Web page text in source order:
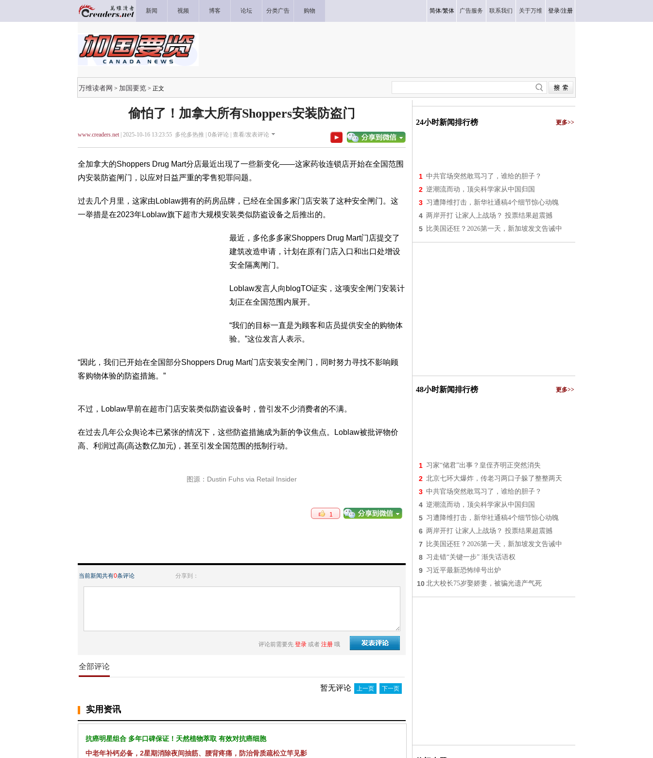
新闻 视频 博客 论坛 分类广告 购物 简体/繁体 广告服务 联系我们 关于万维 登录/注册
万维读者网 > 加国要览 > 正文
偷怕了！加拿大所有Shoppers安装防盗门
www.creaders.net| 2025-10-16 13:23:55 多伦多热推 | 0条评论 | 查看/发表评论
全加拿大的Shoppers Drug Mart分店最近出现了一些新变化——这家药妆连锁店开始在全国范围
内安装防盗闸门，以应对日益严重的零售犯罪问题。
过去几个月里，这家由Loblaw拥有的药房品牌，已经在全国多家门店安装了这种安全闸门。这
一举措是在2023年Loblaw旗下超市大规模安装类似防盗设备之后推出的。
最近，多伦多多家Shoppers Drug Mart门店提交了
建筑改造申请，计划在原有门店入口和出口处增设
安全隔离闸门。
Loblaw发言人向blogTO证实，这项安全闸门安装计
划正在全国范围内展开。
“我们的目标一直是为顾客和店员提供安全的购物体
验。”这位发言人表示。
“因此，我们已开始在全国部分Shoppers Drug Mart门店安装安全闸门，同时努力寻找不影响顾
客购物体验的防盗措施。”
不过，Loblaw早前在超市门店安装类似防盗设备时，曾引发不少消费者的不满。
在过去几年公众舆论本已紧张的情况下，这些防盗措施成为新的争议焦点。Loblaw被批评物价
高、利润过高(高达数亿加元)，甚至引发全国范围的抵制行动。
图源：Dustin Fuhs via Retail Insider
1
当前新闻共有0条评论 分享到：
评论前需要先 登录 或者 注册 哦
全部评论
暂无评论 上一页 下一页
实用资讯
抗癌明星组合 多年口碑保证！天然植物萃取 有效对抗癌细胞
中老年补钙必备，2星期消除夜间抽筋、腰背疼痛，防治骨质疏松立竿见影
24小时新闻排行榜 更多>>
1 中共官场突然敢骂习了，谁给的胆子？
2 逆潮流而动，顶尖科学家从中国归国
3 习遭降维打击，新华社通稿4个细节惊心动魄
4 两岸开打 让家人上战场？ 投票结果超震撼
5 比美国还狂？2026第一天，新加坡发文告诫中
48小时新闻排行榜 更多>>
1 习家“储君”出事？皇侄齐明正突然消失
2 北京七环大爆炸，传老习两口子躲了整整两天
3 中共官场突然敢骂习了，谁给的胆子？
4 逆潮流而动，顶尖科学家从中国归国
5 习遭降维打击，新华社通稿4个细节惊心动魄
6 两岸开打 让家人上战场？ 投票结果超震撼
7 比美国还狂？2026第一天，新加坡发文告诫中
8 习走错“关键一步” 渐失话语权
9 习近平最新恐怖绰号出炉
10 北大校长75岁娶娇妻，被骗光遗产气死